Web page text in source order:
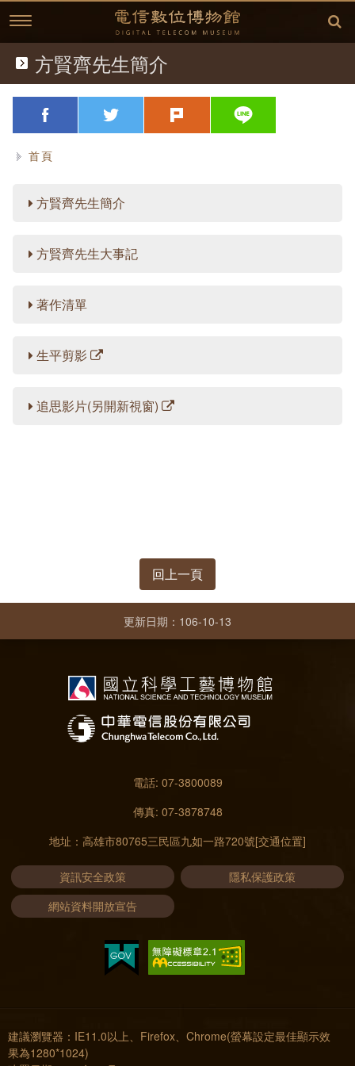
跳
到
主
要
典藏文物
歷史文獻
歷史影片
故事開始
(1877)台灣電信的開始
(1897)台灣開始使用電話
(1960)跨入太空通信
延伸閱讀
相關資訊
桌布下載
延伸文章
中華電信故事專區
方賢齊先生簡介
著作清單
方賢齊先生簡介
略過字型切換，社群分享工具列
facebook twitter plurk
首頁
方賢齊先生簡介
方賢齊先生大事記
著作清單
生平剪影
追思影片(另開新視窗)
回上一頁
更新日期：106-10-13
電話: 07-3800089
傳真: 07-3878748
地址：高雄市80765三民區九如一路720號[交通位置]
資訊安全政策
隱私保護政策
網站資料開放宣告
建議瀏覽器：IE11.0以上、Firefox、Chrome(螢幕設定最佳顯示效
果為1280*1024)